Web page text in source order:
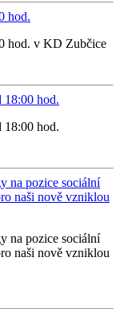
hod.
hod. v KD Zubčice
18:00 hod.
18:00 hod.
na pozice sociální
naši nově vzniklou
na pozice sociální
naši nově vzniklou